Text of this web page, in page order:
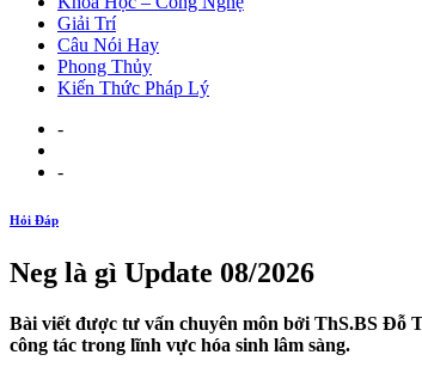
Giải Trí
Câu Nói Hay
Phong Thủy
Kiến Thức Pháp Lý
-
-
Hỏi Đáp
Neg là gì Update 08/2026
Bài viết được tư vấn chuyên môn bởi ThS.BS Đỗ
công tác trong lĩnh vực hóa sinh lâm sàng.